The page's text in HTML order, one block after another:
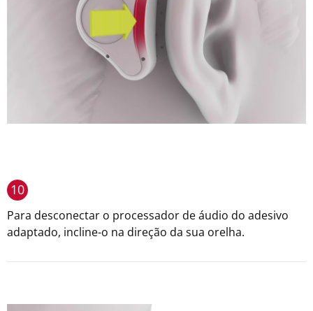
10
Para desconectar o processador de áudio do adesivo
adaptado, incline-o na direção da sua orelha.